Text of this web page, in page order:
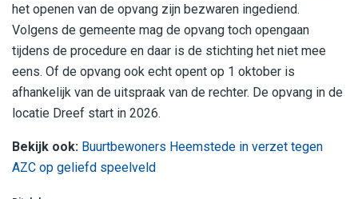
het openen van de opvang zijn bezwaren ingediend.
Volgens de gemeente mag de opvang toch opengaan
tijdens de procedure en daar is de stichting het niet mee
eens. Of de opvang ook echt opent op 1 oktober is
afhankelijk van de uitspraak van de rechter. De opvang in de
locatie Dreef start in 2026.
Bekijk ook: Buurtbewoners Heemstede in verzet tegen
AZC op geliefd speelveld